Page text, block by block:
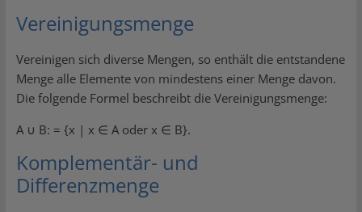
Vereinigungsmenge
Vereinigen sich diverse Mengen, so enthält die entstandene
Menge alle Elemente von mindestens einer Menge davon.
Die folgende Formel beschreibt die Vereinigungsmenge:
A ∪ B: = {x | x ∈ A oder x ∈ B}.
Komplementär- und
Differenzmenge